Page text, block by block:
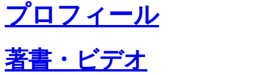
プロフィール
著書・ビデオ